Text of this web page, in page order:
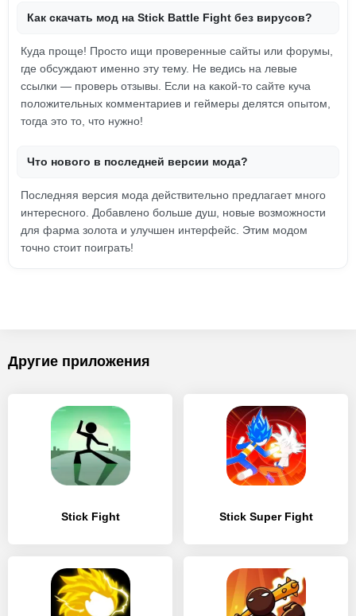
Как скачать мод на Stick Battle Fight без вирусов?
Куда проще! Просто ищи проверенные сайты или форумы,
где обсуждают именно эту тему. Не ведись на левые
ссылки — проверь отзывы. Если на какой-то сайте куча
положительных комментариев и геймеры делятся опытом,
тогда это то, что нужно!
Что нового в последней версии мода?
Последняя версия мода действительно предлагает много
интересного. Добавлено больше душ, новые возможности
для фарма золота и улучшен интерфейс. Этим модом
точно стоит поиграть!
Другие приложения
Stick Fight Stick Super Fight